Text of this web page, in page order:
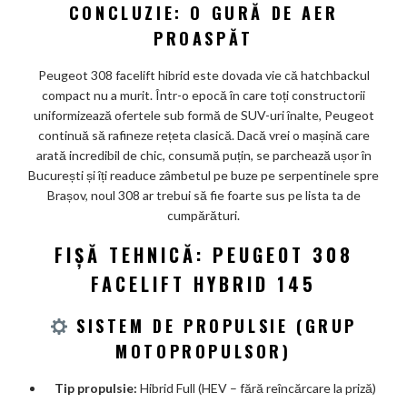
CONCLUZIE: O GURĂ DE AER
PROASPĂT
Peugeot 308 facelift hibrid este dovada vie că hatchbackul
compact nu a murit. Într-o epocă în care toți constructorii
uniformizează ofertele sub formă de SUV-uri înalte, Peugeot
continuă să rafineze rețeta clasică. Dacă vrei o mașină care
arată incredibil de chic, consumă puțin, se parchează ușor în
București și îți readuce zâmbetul pe buze pe serpentinele spre
Brașov, noul 308 ar trebui să fie foarte sus pe lista ta de
cumpărături.
FIȘĂ TEHNICĂ: PEUGEOT 308
FACELIFT HYBRID 145
SISTEM DE PROPULSIE (GRUP
MOTOPROPULSOR)
Tip propulsie: Hibrid Full (HEV – fără reîncărcare la priză)